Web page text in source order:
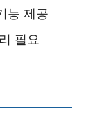
능 제공
필요